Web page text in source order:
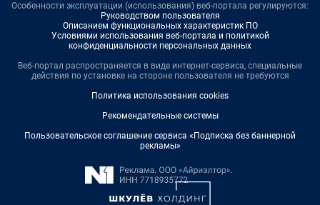
Особенности эксплуатации (использования) веб-портала регулируются:
Руководством пользователя
Описанием функциональных характеристик ПО
Условиями использования веб-портала и политикой
конфиденциальности персональных данных
Веб-портал распространяется в виде интернет-сервиса, специальные
действия по установке на стороне пользователя не требуются
Политика использования cookies
Рекомендательные системы
Пользовательское соглашение сервиса «Подписка без баннерной
рекламы»